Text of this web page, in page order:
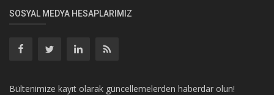
SOSYAL MEDYA HESAPLARIMIZ
Bültenimize kayıt olarak güncellemelerden haberdar olun!